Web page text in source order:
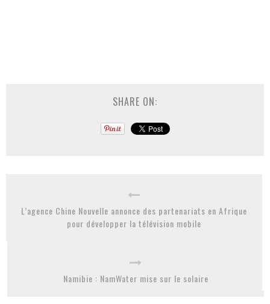
SHARE ON:
L’agence Chine Nouvelle annonce des partenariats en Afrique
pour développer la télévision mobile
Namibie : NamWater mise sur le solaire